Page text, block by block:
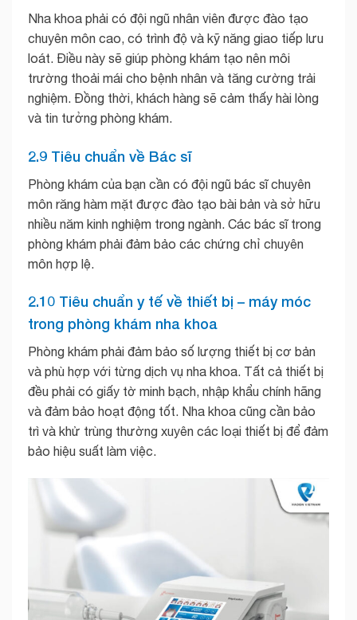
Nha khoa phải có đội ngũ nhân viên được đào tạo
chuyên môn cao, có trình độ và kỹ năng giao tiếp lưu
loát. Điều này sẽ giúp phòng khám tạo nên môi
trường thoải mái cho bệnh nhân và tăng cường trải
nghiệm. Đồng thời, khách hàng sẽ cảm thấy hài lòng
và tin tưởng phòng khám.
2.9 Tiêu chuẩn về Bác sĩ
Phòng khám của bạn cần có đội ngũ bác sĩ chuyên
môn răng hàm mặt được đào tạo bài bản và sở hữu
nhiều năm kinh nghiệm trong ngành. Các bác sĩ trong
phòng khám phải đảm bảo các chứng chỉ chuyên
môn hợp lệ.
2.10 Tiêu chuẩn y tế về thiết bị – máy móc
trong phòng khám nha khoa
Phòng khám phải đảm bảo số lượng thiết bị cơ bản
và phù hợp với từng dịch vụ nha khoa. Tất cả thiết bị
đều phải có giấy tờ minh bạch, nhập khẩu chính hãng
và đảm bảo hoạt động tốt. Nha khoa cũng cần bảo
trì và khử trùng thường xuyên các loại thiết bị để đảm
bảo hiệu suất làm việc.